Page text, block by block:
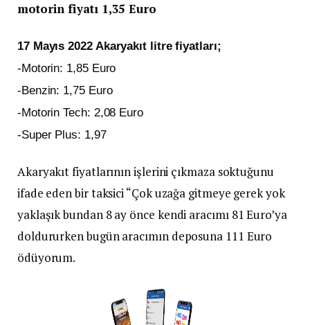
motorin fiyatı 1,35 Euro
17 Mayıs 2022 Akaryakıt litre fiyatları;
-Motorin: 1,85 Euro
-Benzin: 1,75 Euro
-Motorin Tech: 2,08 Euro
-Super Plus: 1,97
Akaryakıt fiyatlarının işlerini çıkmaza soktuğunu
ifade eden bir taksici “Çok uzağa gitmeye gerek yok
yaklaşık bundan 8 ay önce kendi aracımı 81 Euro’ya
doldururken bugün aracımın deposuna 111 Euro
ödüyorum.